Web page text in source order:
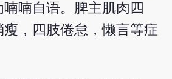
喃自语。脾主肌肉四
，四肢倦怠，懒言等症